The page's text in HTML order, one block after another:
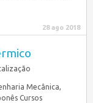
28 ago 2018
Mecânica,
Cursos